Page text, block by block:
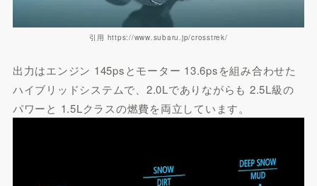
引用 https://www.subaru.jp/crosstrek/
出力はエンジン 145psとモーター 13.6psを組み合わせた
ハイブリッドシステムで、2.0Lでありながらも 2.5L級の
パワーと 1.5Lクラスの燃費を両立しています。